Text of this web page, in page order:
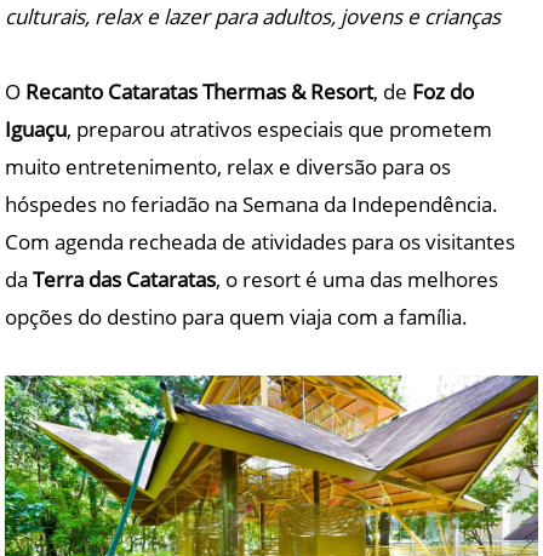
culturais, relax e lazer para adultos, jovens e crianças
O Recanto Cataratas Thermas & Resort, de Foz do
Iguaçu, preparou atrativos especiais que prometem
muito entretenimento, relax e diversão para os
hóspedes no feriadão na Semana da Independência.
Com agenda recheada de atividades para os visitantes
daTerra das Cataratas, o resort é uma das melhores
opções do destino para quem viaja com a família.